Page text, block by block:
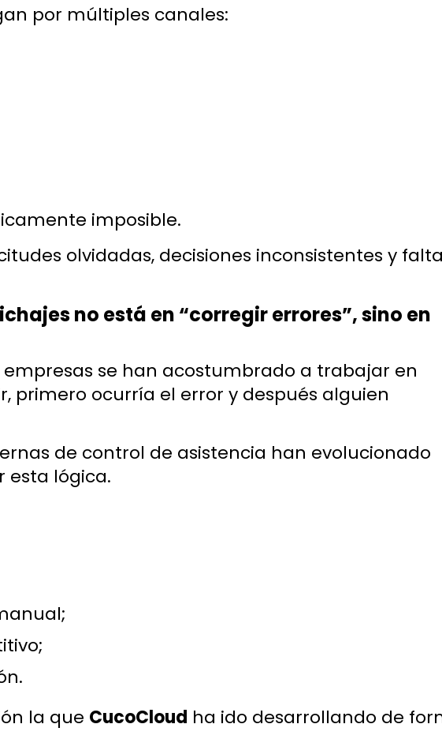
por múltiples canales:
imposible.
olvidadas, decisiones inconsistentes y
no está en “corregir errores”, sino en
se han acostumbrado a trabajar en
primero ocurría el error y después alguien
de control de asistencia han evolucionado
esta lógica.
la que CucoCloud ha ido desarrollando de